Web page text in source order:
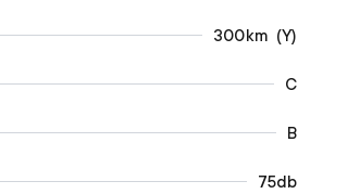
300km (Y)
C
B
75db